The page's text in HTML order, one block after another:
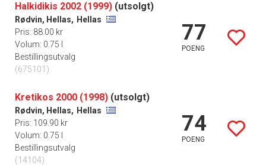
Halkidikis 2002 (1999) (utsolgt)
Rødvin, Hellas, Hellas
Pris: 88.00 kr
Volum: 0.75 l
Bestillingsutvalg
(675101)
77
POENG
Kretikos 2000 (1998) (utsolgt)
Rødvin, Hellas, Hellas
Pris: 109.90 kr
Volum: 0.75 l
Bestillingsutvalg
(14104)
74
POENG